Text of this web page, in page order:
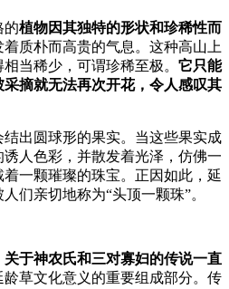
的植物因其独特的形状和珍稀性而
着质朴而高贵的气息。这种高山上
当稀少，可谓珍稀至极。 它只能
摘就无法再次开花，令人感叹其
出圆球形的果实。当这些果实成
人色彩，并散发着光泽，仿佛一
一颗璀璨的珠宝。正因如此，延
们亲切地称为“头顶一颗珠”。
于神农氏和三对寡妇的传说一直
草文化意义的重要组成部分。传